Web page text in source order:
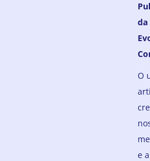
da
O
e